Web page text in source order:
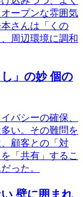
ープンな雰囲気
さんは「くの
周辺環境に調和
」の妙 個の
バシーの確保、
い。その難問を
顧客との「対
「共有」するこ
った。
壁に囲まれ